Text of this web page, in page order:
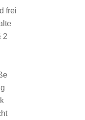
frei
2